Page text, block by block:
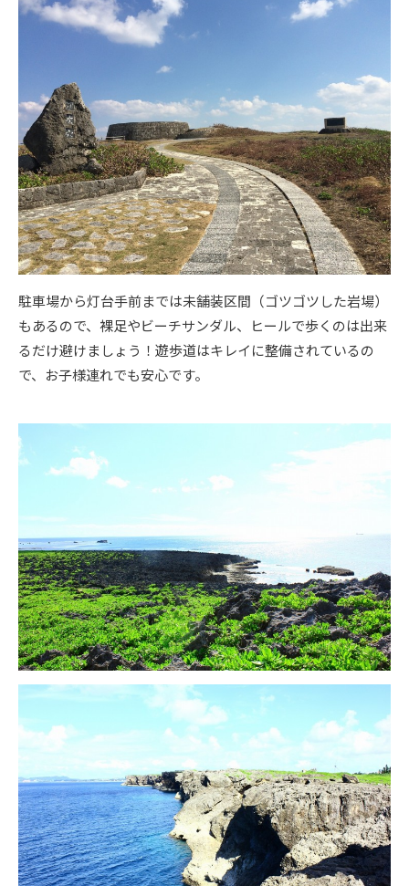
駐車場から灯台手前までは未舗装区間（ゴツゴツした岩場）
もあるので、裸足やビーチサンダル、ヒールで歩くのは出来
るだけ避けましょう！遊歩道はキレイに整備されているの
で、お子様連れでも安心です。